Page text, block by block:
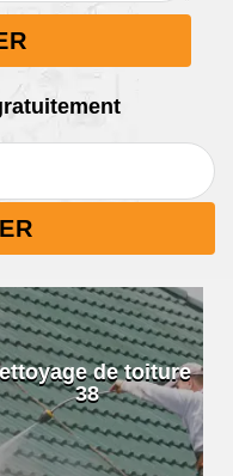
de toiture
38